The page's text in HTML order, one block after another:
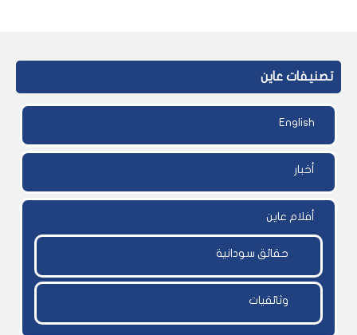
تصنيفات عاين
English
أخبار
أفلام عاين
حقائق سودانية
وثائقيات